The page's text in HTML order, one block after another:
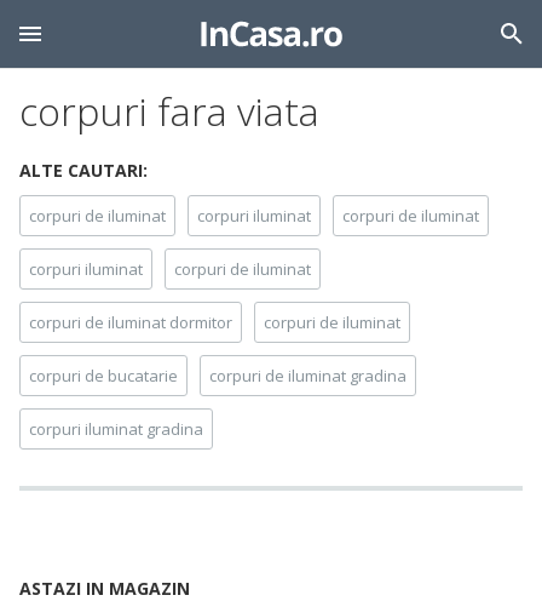
corpuri fara viata
ALTE CAUTARI:
corpuri de iluminat corpuri iluminat corpuri de iluminat
corpuri iluminat corpuri de iluminat
corpuri de iluminat dormitor corpuri de iluminat
corpuri de bucatarie corpuri de iluminat gradina
corpuri iluminat gradina
ASTAZI IN MAGAZIN